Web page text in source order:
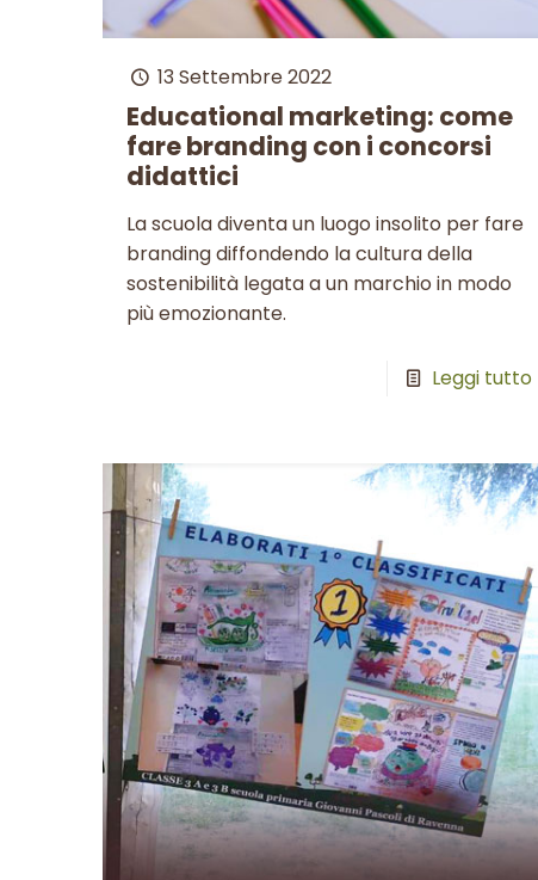
13 Settembre 2022
Educational marketing: come
fare branding con i concorsi
didattici
La scuola diventa un luogo insolito per fare
branding diffondendo la cultura della
sostenibilità legata a un marchio in modo
più emozionante.
Leggi tutto